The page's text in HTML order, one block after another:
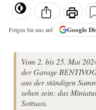
Folgen Sie uns auf Google
Vom 2. bis 25. Mai
der Garage
aus der ständigen
sehen sein: das
Sottsass.